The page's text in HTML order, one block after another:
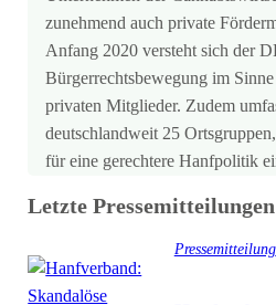
zunehmend auch private
Anfang 2020 versteht sich der
Bürgerrechtsbewegung im
privaten Mitglieder. Zudem
deutschlandweit 25
für eine gerechtere Hanfpolitik
Letzte
Pressemitteilung